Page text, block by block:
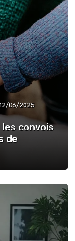
12/06/2025
convois
de